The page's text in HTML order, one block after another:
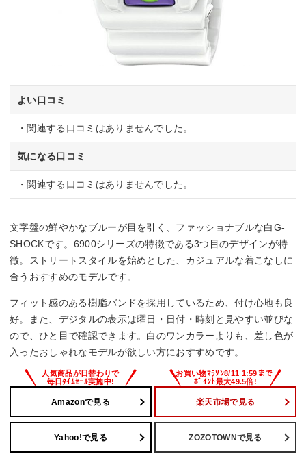
よい口コミ
・関連する口コミはありませんでした。
気になる口コミ
・関連する口コミはありませんでした。
文字盤の鮮やかなブルーが目を引く、ファッショナブルな白G-
SHOCKです。6900シリーズの特徴である3つ目のデザインが特
徴。ストリートスタイルを始めとした、カジュアルな着こなしに
合うおすすめのモデルです。
フィット感のある樹脂バンドを採用しているため、付け心地も良
好。また、デジタルの表示は曜日・日付・時刻と見やすい並びな
ので、ひと目で確認できます。白のワンカラーよりも、差し色が
入ったおしゃれなモデルが欲しい方におすすめです。
Amazonで見る 楽天市場で見る
Yahoo!で見る ZOZOTOWNで見る